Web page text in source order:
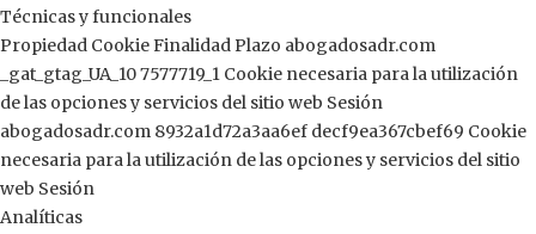
Técnicas y funcionales
Propiedad Cookie Finalidad Plazo abogadosadr.com
_gat_gtag_UA_10 7577719_1 Cookie necesaria para la utilización
de las opciones y servicios del sitio web Sesión
abogadosadr.com 8932a1d72a3aa6ef decf9ea367cbef69 Cookie
necesaria para la utilización de las opciones y servicios del sitio
web Sesión
Analíticas